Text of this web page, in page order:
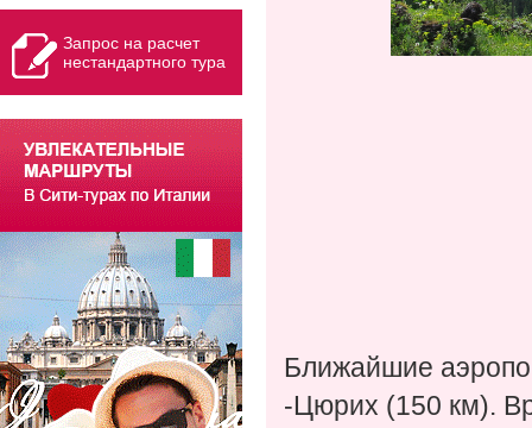
Запрос на расчет
нестандартного тура
Ближайшие
-Цюрих (150 км).